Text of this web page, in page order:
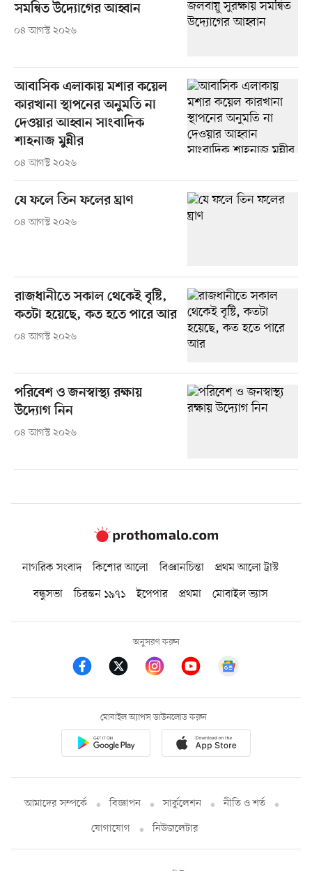
সমন্বিত উদ্যোগের আহ্বান
০৪ আগস্ট ২০২৬
আবাসিক এলাকায় মশার কয়েল
কারখানা স্থাপনের অনুমতি না
দেওয়ার আহ্বান সাংবাদিক
শাহনাজ মুন্নীর
০৪ আগস্ট ২০২৬
যে ফলে তিন ফলের ঘ্রাণ
০৪ আগস্ট ২০২৬
রাজধানীতে সকাল থেকেই বৃষ্টি,
কতটা হয়েছে, কত হতে পারে আর
০৪ আগস্ট ২০২৬
পরিবেশ ও জনস্বাস্থ্য রক্ষায়
উদ্যোগ নিন
০৪ আগস্ট ২০২৬
নাগরিক সংবাদ কিশোর আলো বিজ্ঞানচিন্তা
প্রথম আলো ট্রাস্ট
বন্ধুসভা
চিরন্তন ১৯৭১ ইপেপার প্রথমা মোবাইল ভ্যাস
অনুসরণ করুন
মোবাইল অ্যাপস ডাউনলোড করুন
আমাদের সম্পর্কে বিজ্ঞাপন সার্কুলেশন
নীতি ও শর্ত
যোগাযোগ
নিউজলেটার